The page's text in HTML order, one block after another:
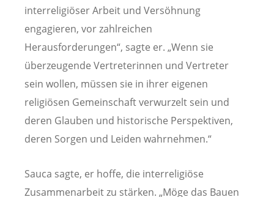
interreligiöser Arbeit und Versöhnung
engagieren, vor zahlreichen
Herausforderungen“, sagte er. „Wenn sie
überzeugende Vertreterinnen und Vertreter
sein wollen, müssen sie in ihrer eigenen
religiösen Gemeinschaft verwurzelt sein und
deren Glauben und historische Perspektiven,
deren Sorgen und Leiden wahrnehmen.“
Sauca sagte, er hoffe, die interreligiöse
Zusammenarbeit zu stärken. „Möge das Bauen